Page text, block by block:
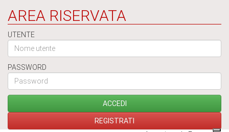
AREA RISERVATA
UTENTE
PASSWORD